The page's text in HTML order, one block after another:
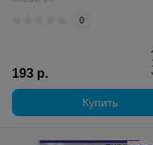
0
193 р.
Купить